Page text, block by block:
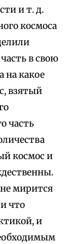
и т. д.
космоса
в свою
на какое
взятый
часть
космос и
мирится
что
и